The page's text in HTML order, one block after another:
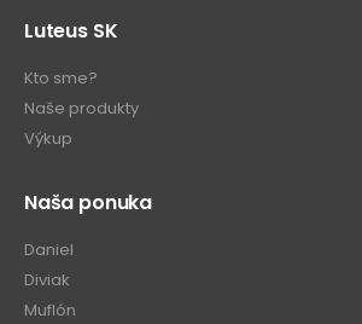
Luteus SK
Kto sme?
Naše produkty
Výkup
Naša ponuka
Daniel
Diviak
Muflón